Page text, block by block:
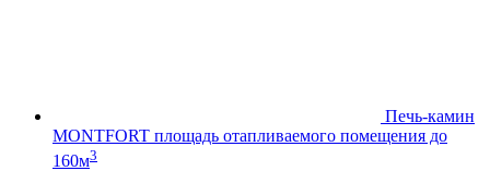
Печь-камин
MONTFORT площадь отапливаемого помещения до
160м3